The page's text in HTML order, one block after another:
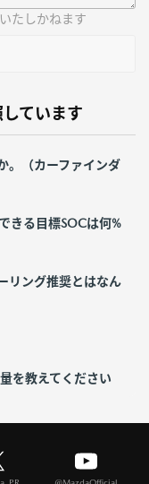
たしかねます
ています
。（カーファインダ
きる目標SOCは何%
リング推奨とはなん
を教えてください